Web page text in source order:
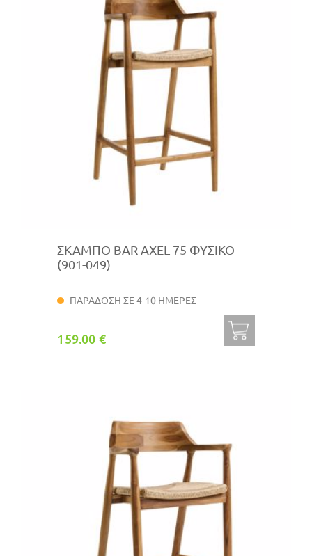
ΣΚΑΜΠΟ BAR AXEL 75 ΦΥΣΙΚΟ
(901-049)
ΠΑΡΑΔΟΣΗ ΣΕ 4-10 ΗΜΕΡΕΣ
159.00 €